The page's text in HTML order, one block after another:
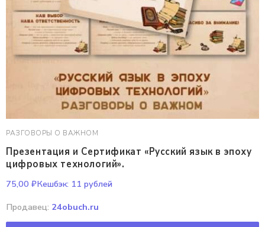
РАЗГОВОРЫ О ВАЖНОМ
Презентация и Сертификат «Русский язык в эпоху
цифровых технологий».
75,00 ₽Кешбэк: 11 рублей
Продавец: 24obuch.ru